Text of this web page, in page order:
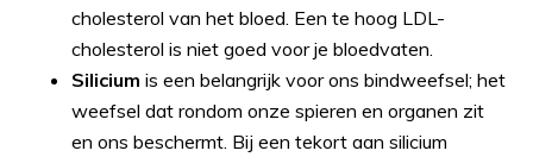
cholesterol van het bloed. Een te hoog LDL-
cholesterol is niet goed voor je bloedvaten.
Silicium is een belangrijk voor ons bindweefsel; het
weefsel dat rondom onze spieren en organen zit
en ons beschermt. Bij een tekort aan silicium